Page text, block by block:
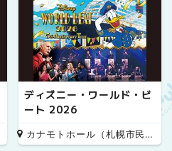
ディズニー・ワールド・ビ
ート 2026
カナモトホール（札幌市民ホール）